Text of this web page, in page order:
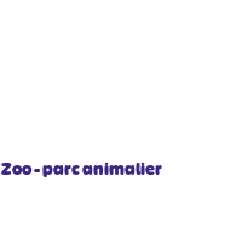
Zoo - parc animalier